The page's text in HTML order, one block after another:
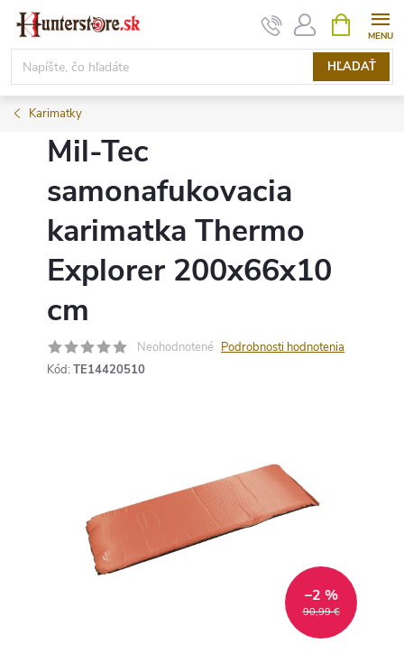
Prejsť
obsah
HĽADAŤ
KOŠÍK
Karimatky
Mil-Tec
samonafukovacia
karimatka Thermo
Explorer 200x66x10
cm
Neohodnotené Podrobnosti hodnotenia
Kód: TE14420510
90,99 €
–2 %